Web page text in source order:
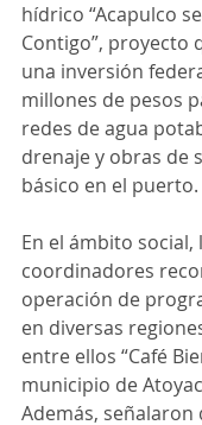
hídrico “Acapulco
Contigo”, proyecto
una inversión
millones de pesos
redes de agua
drenaje y obras de
básico en el puerto.
En el ámbito social,
coordinadores
operación de
en diversas
entre ellos “Café
municipio de
Además,